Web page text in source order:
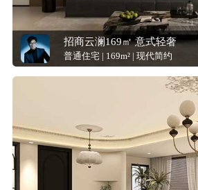
招商云澜169㎡ 意式轻奢
普通住宅 | 169m² | 现代简约